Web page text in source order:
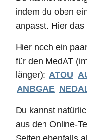
indem du oben
anpasst. Hier das
Hier noch ein
für den MedAT
länger): ATOU
ANBGAE
Du kannst
aus den Online-
Seiten ebenfalls